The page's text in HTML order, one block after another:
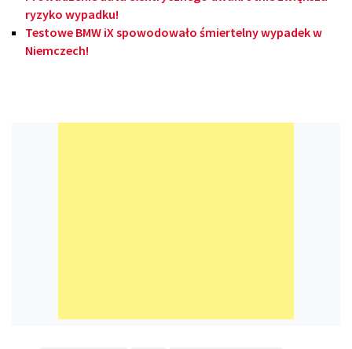
ryzyko wypadku!
Testowe BMW iX spowodowało śmiertelny wypadek w
Niemczech!